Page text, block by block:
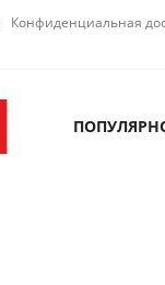
Конфиденциальная